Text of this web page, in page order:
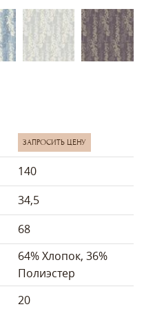
ЗАПРОСИТЬ ЦЕНУ
140
34,5
68
64% Хлопок, 36%
Полиэстер
20